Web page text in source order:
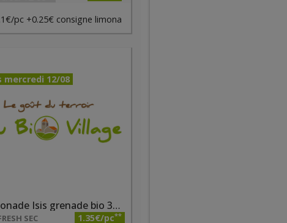
pc +0.25€ consigne limona
mercredi 12/08
Limonade Isis grenade bio 33cl
SEC 1.35€/pc**